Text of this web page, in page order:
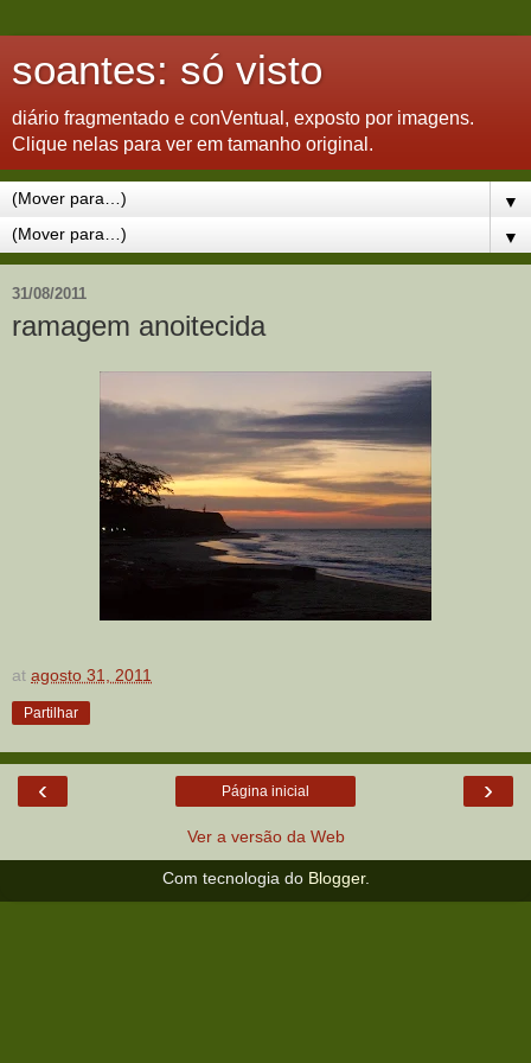
soantes: só visto
diário fragmentado e conVentual, exposto por imagens.
Clique nelas para ver em tamanho original.
▼
▼
31/08/2011
ramagem anoitecida
at agosto 31, 2011
Partilhar
‹ ›
Página inicial
Ver a versão da Web
Com tecnologia do Blogger.